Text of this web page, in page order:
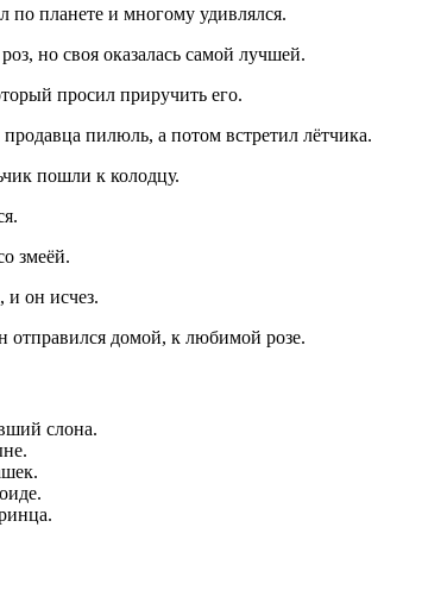
по планете и многому удивлялся.
но своя оказалась самой лучшей.
просил приручить его.
пилюль, а потом встретил лётчика.
пошли к колодцу.
змеёй.
и он исчез.
отправился домой, к любимой розе.
слона.